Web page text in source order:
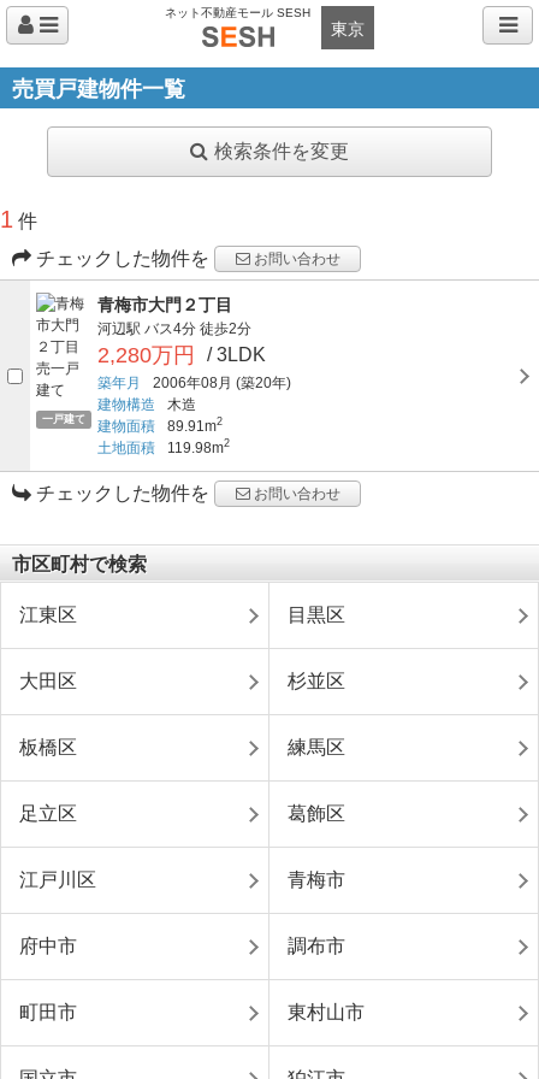
ネット不動産モール SESH
東京
売買戸建物件一覧
検索条件を変更
1 件
チェックした物件を
お問い合わせ
一戸建て
青梅市大門２丁目
河辺駅 バス4分 徒歩2分
2,280万円 / 3LDK
築年月 2006年08月 (築20年)
建物構造
木造
建物面積
89.91m2
土地面積 119.98m2
チェックした物件を お問い合わせ
市区町村で検索
江東区 目黒区
大田区 杉並区
板橋区 練馬区
足立区 葛飾区
江戸川区 青梅市
府中市 調布市
町田市 東村山市